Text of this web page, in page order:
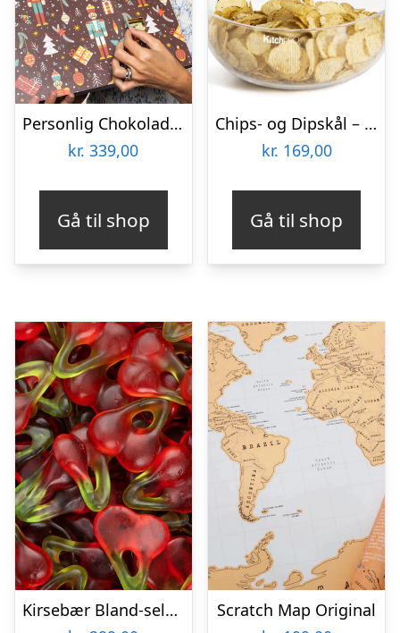
Personlig Chokoladejulekalender med 24 af dine egne Billeder
kr. 339,00
Gå til shop
Chips- og Dipskål – KitchPro
kr. 169,00
Gå til shop
Kirsebær Bland-selv slik i kasser 2,4 kg
Scratch Map Original